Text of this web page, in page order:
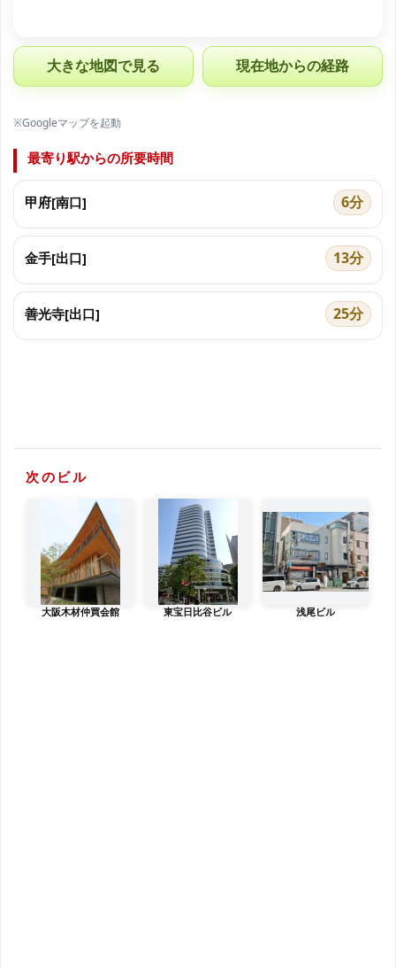
大きな地図で見る 現在地からの経路
※Googleマップを起動
最寄り駅からの所要時間
甲府[南口] 6分
金手[出口] 13分
善光寺[出口] 25分
次のビル
大阪木材仲買会館 東宝日比谷ビル 浅尾ビル